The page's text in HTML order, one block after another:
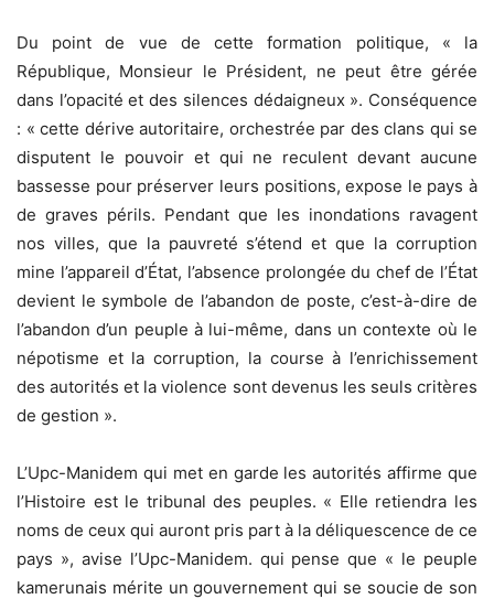
Du point de vue de cette formation politique, « la
République, Monsieur le Président, ne peut être gérée
dans l’opacité et des silences dédaigneux ». Conséquence
: « cette dérive autoritaire, orchestrée par des clans qui se
disputent le pouvoir et qui ne reculent devant aucune
bassesse pour préserver leurs positions, expose le pays à
de graves périls. Pendant que les inondations ravagent
nos villes, que la pauvreté s’étend et que la corruption
mine l’appareil d’État, l’absence prolongée du chef de l’État
devient le symbole de l’abandon de poste, c’est-à-dire de
l’abandon d’un peuple à lui-même, dans un contexte où le
népotisme et la corruption, la course à l’enrichissement
des autorités et la violence sont devenus les seuls critères
de gestion ».
L’Upc-Manidem qui met en garde les autorités affirme que
l’Histoire est le tribunal des peuples. « Elle retiendra les
noms de ceux qui auront pris part à la déliquescence de ce
pays », avise l’Upc-Manidem. qui pense que « le peuple
kamerunais mérite un gouvernement qui se soucie de son